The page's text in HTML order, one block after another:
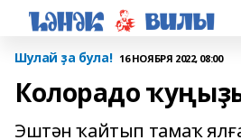
Шулай ҙа була! 16 НОЯБРЯ 2022, 08:00
Колорадо
Эштән ҡайтып тамаҡ